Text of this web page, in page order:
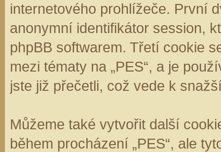
internetového prohlížeče. První
anonymní identifikátor session,
phpBB softwarem. Třetí cookie
mezi tématy na „PES“, a je
jste již přečetli, což vede k
Můžeme také vytvořit další
během procházení „PES“, ale